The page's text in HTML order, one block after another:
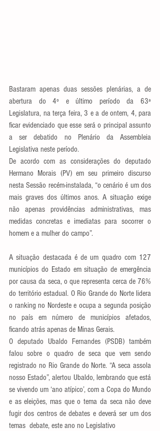
Bastaram apenas duas sessões plenárias, a de
abertura do 4º e último período da 63ª
Legislatura, na terça feira, 3 e a de ontem, 4, para
ficar evidenciado que esse será o principal assunto
a ser debatido no Plenário da Assembleia
Legislativa neste período.
De acordo com as considerações do deputado
Hermano Morais (PV) em seu primeiro discurso
nesta Sessão recém-instalada, “o cenário é um dos
mais graves dos últimos anos. A situação exige
não apenas providências administrativas, mas
medidas concretas e imediatas para socorrer o
homem e a mulher do campo”.
A situação destacada é de um quadro com 127
municípios do Estado em situação de emergência
por causa da seca, o que representa cerca de 76%
do território estadual. O Rio Grande do Norte lidera
o ranking no Nordeste e ocupa a segunda posição
no país em número de municípios afetados,
ficando atrás apenas de Minas Gerais.
O deputado Ubaldo Fernandes (PSDB) também
falou sobre o quadro de seca que vem sendo
registrado no Rio Grande do Norte. “A seca assola
nosso Estado”, alertou Ubaldo, lembrando que está
se vivendo um ‘ano atípico’, com a Copa do Mundo
e as eleições, mas que o tema da seca não deve
fugir dos centros de debates e deverá ser um dos
temas  debate, este ano no Legislativo